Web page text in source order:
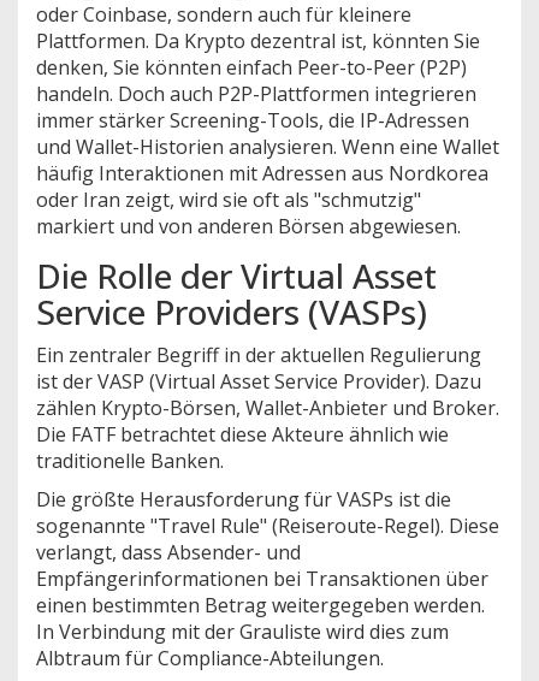
oder Coinbase, sondern auch für kleinere
Plattformen. Da Krypto dezentral ist, könnten Sie
denken, Sie könnten einfach Peer-to-Peer (P2P)
handeln. Doch auch P2P-Plattformen integrieren
immer stärker Screening-Tools, die IP-Adressen
und Wallet-Historien analysieren. Wenn eine Wallet
häufig Interaktionen mit Adressen aus Nordkorea
oder Iran zeigt, wird sie oft als "schmutzig"
markiert und von anderen Börsen abgewiesen.
Die Rolle der Virtual Asset
Service Providers (VASPs)
Ein zentraler Begriff in der aktuellen Regulierung
ist derVASP (Virtual Asset Service Provider). Dazu
zählen Krypto-Börsen, Wallet-Anbieter und Broker.
Die FATF betrachtet diese Akteure ähnlich wie
traditionelle Banken.
Die größte Herausforderung für VASPs ist die
sogenannte "Travel Rule" (Reiseroute-Regel). Diese
verlangt, dass Absender- und
Empfängerinformationen bei Transaktionen über
einen bestimmten Betrag weitergegeben werden.
In Verbindung mit der Grauliste wird dies zum
Albtraum für Compliance-Abteilungen.